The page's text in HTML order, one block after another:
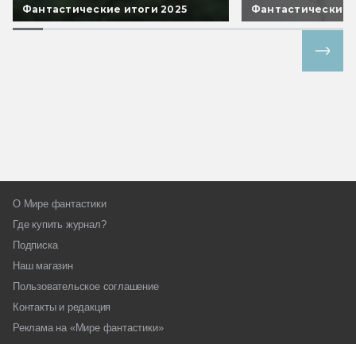
Фантастические итоги 2025 Фантастические
О Мире фантастики
Где купить журнал?
Подписка
Наш магазин
Пользовательское соглашение
Контакты и редакция
Реклама на «Мире фантастики»